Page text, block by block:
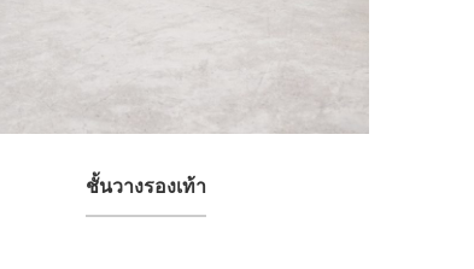
ชั้นวางรองเท้า